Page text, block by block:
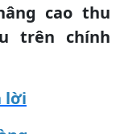
cao thu
trên chính
lời